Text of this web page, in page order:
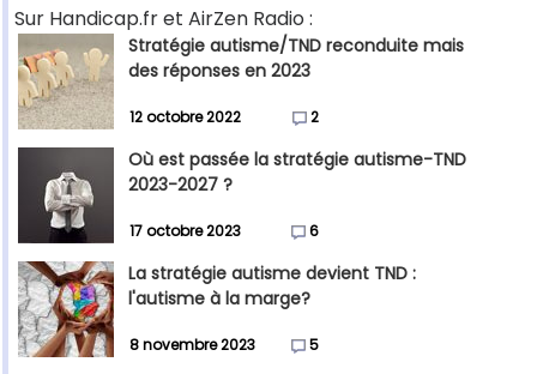
Sur Handicap.fr et AirZen Radio :
Stratégie autisme/TND reconduite mais
des réponses en 2023
12 octobre 2022 2
Où est passée la stratégie autisme-TND
2023-2027 ?
17 octobre 2023 6
La stratégie autisme devient TND :
l'autisme à la marge?
8 novembre 2023 5